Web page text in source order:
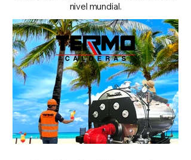
nivel mundial.